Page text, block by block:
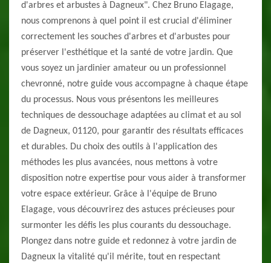
d'arbres et arbustes à Dagneux". Chez Bruno Elagage,
nous comprenons à quel point il est crucial d'éliminer
correctement les souches d'arbres et d'arbustes pour
préserver l'esthétique et la santé de votre jardin. Que
vous soyez un jardinier amateur ou un professionnel
chevronné, notre guide vous accompagne à chaque étape
du processus. Nous vous présentons les meilleures
techniques de dessouchage adaptées au climat et au sol
de Dagneux, 01120, pour garantir des résultats efficaces
et durables. Du choix des outils à l'application des
méthodes les plus avancées, nous mettons à votre
disposition notre expertise pour vous aider à transformer
votre espace extérieur. Grâce à l'équipe de Bruno
Elagage, vous découvrirez des astuces précieuses pour
surmonter les défis les plus courants du dessouchage.
Plongez dans notre guide et redonnez à votre jardin de
Dagneux la vitalité qu'il mérite, tout en respectant